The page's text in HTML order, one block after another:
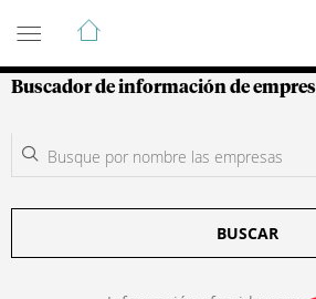
Guía de Empresas
Buscador de información de
BUSCAR